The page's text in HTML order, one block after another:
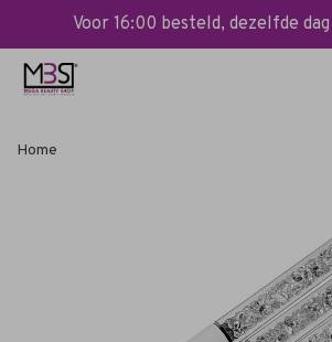
Voor 16:00 besteld, dezelfde
Home